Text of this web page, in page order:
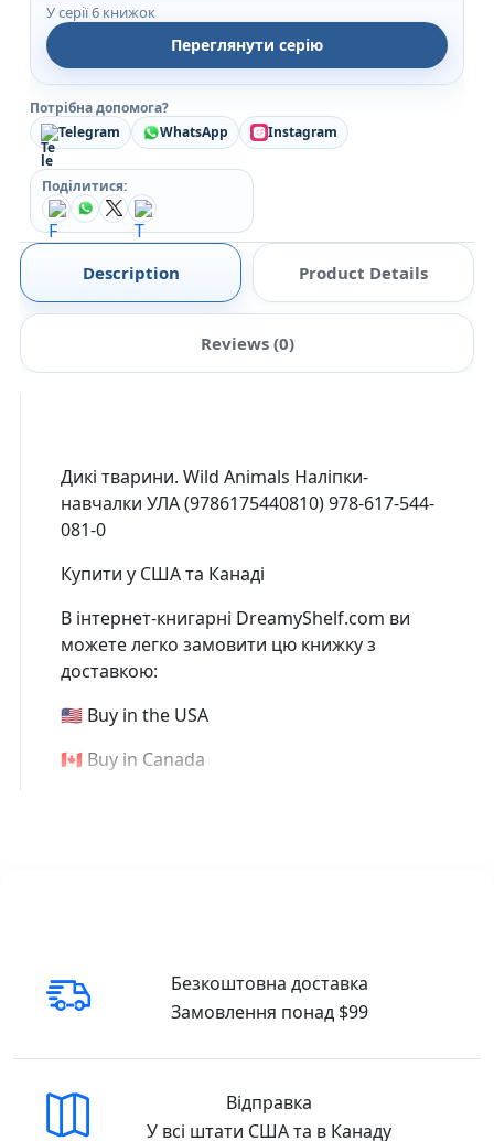
У серії 6 книжок
Переглянути серію
Потрібна допомога?
Telegram
WhatsApp Instagram
Поділитися:
Description Product Details
Reviews (0)
Дикі тварини. Wild Animals Наліпки-
навчалки УЛА (9786175440810) 978-617-544-
081-0
Купити у США та Канаді
В інтернет-книгарні DreamyShelf.com ви
можете легко замовити цю книжку з
доставкою:
🇺🇸 Buy in the USA
🇨🇦 Buy in Canada
Безкоштовна доставка
Замовлення понад $99
Відправка
У всі штати США та в Канаду